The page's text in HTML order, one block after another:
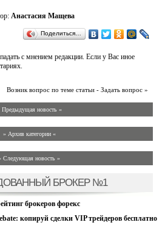
Анастасия Мащева
Поделиться…
с мнением редакции. Если у Вас иное
Возник вопрос по теме статьи - Задать вопрос »
Предыдущая новость «
» Архив категории «
Следующая новость »
БРОКЕР №1
брокеров форекс
копируй сделки VIP трейдеров бесплатно